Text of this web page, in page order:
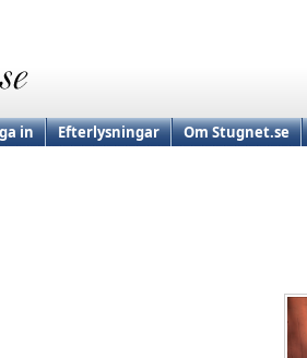
in Efterlysningar Om Stugnet.se